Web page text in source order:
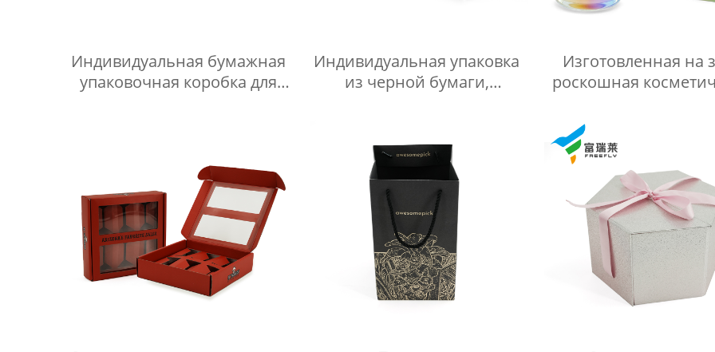
Индивидуальная бумажная
упаковочная коробка для
клапаном
Индивидуальная упаковка
из черной бумаги,
вкладыш
Изготовленная на
роскошная
лазерной бумаги
для лица
крышкой и